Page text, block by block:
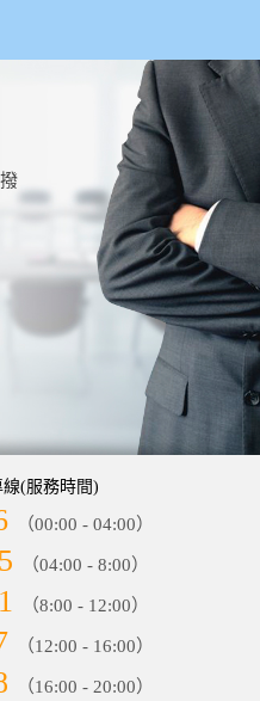
(服務時間)
（00:00 - 04:00）
（04:00 - 8:00）
（8:00 - 12:00）
（12:00 - 16:00）
（16:00 - 20:00）